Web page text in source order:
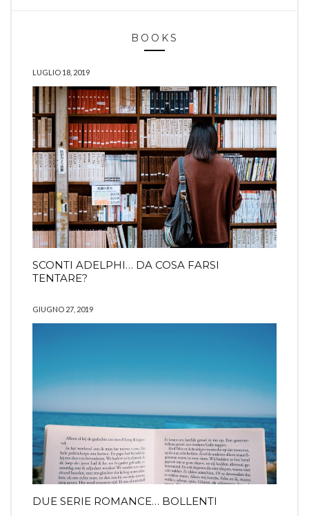
BOOKS
LUGLIO 18, 2019
SCONTI ADELPHI… DA COSA FARSI
TENTARE?
GIUGNO 27, 2019
DUE SERIE ROMANCE… BOLLENTI